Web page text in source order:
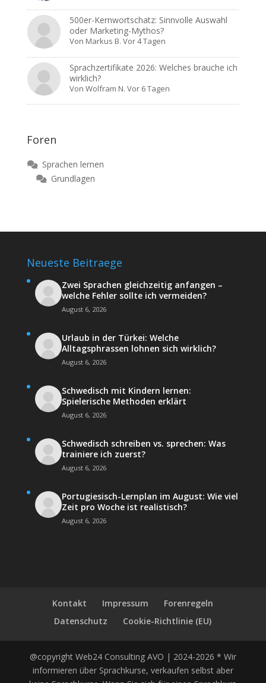
500er-Kernwortschatz: Sinnvolle Auswahl
oder Marketing-Mythos?
Von Markus B. Vor 4 Tagen
Sprachzertifikate 2026: Welches brauche ich
wirklich?
VonWolfram N. Vor 6 Tagen
Foren
Sprachen lernen
Grundlagen
Neueste Beitraege
Zwei Sprachen gleichzeitig anfangen –
welche Fehler sollte ich vermeiden?
August 6, 2026
Urlaub in der Türkei: Welche
Alltagsphrassen lohnen sich wirklich?
August 6, 2026
Schwedisch mit Kindern lernen:
Spielerische Methoden erklärt
August 6, 2026
Schwedisch schreiben vs. sprechen: Was
trainiere ich zuerst?
August 6, 2026
Portugiesisch-Lernplan im August: Wie viel
Zeit pro Woche ist realistisch?
August 6, 2026
Kontakt Impressum
Forenregeln
Datenschutz
Cookie-Richtlinie (EU)
@copyright Web24 Consulting AVO | 2024-2026 * Wir
informieren über Sprachkurse, verkaufen selbst aber